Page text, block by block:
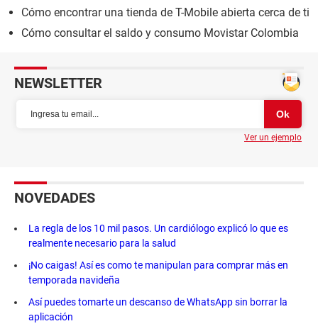
Cómo encontrar una tienda de T-Mobile abierta cerca de ti
Cómo consultar el saldo y consumo Movistar Colombia
NEWSLETTER
Ver un ejemplo
NOVEDADES
La regla de los 10 mil pasos. Un cardiólogo explicó lo que es
realmente necesario para la salud
¡No caigas! Así es como te manipulan para comprar más en
temporada navideña
Así puedes tomarte un descanso de WhatsApp sin borrar la
aplicación